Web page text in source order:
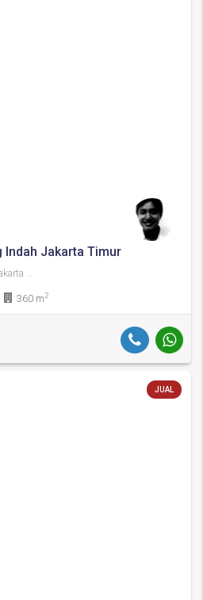
Indah Jakarta Timur
Timur
360 m2
JUAL